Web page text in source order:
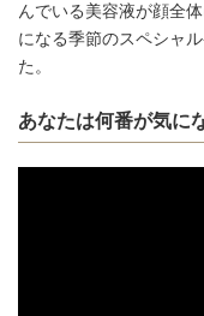
んでいる美容液が顔全
になる季節のスペシャ
た。
あなたは何番が気に